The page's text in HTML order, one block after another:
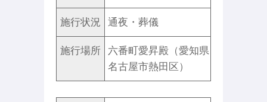
施行状況 通夜・葬儀
施行場所
六番町愛昇殿（愛知県
名古屋市熱田区）